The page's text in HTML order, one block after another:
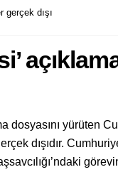
gerçek dışı
dosyasını yürüten
dışıdır.